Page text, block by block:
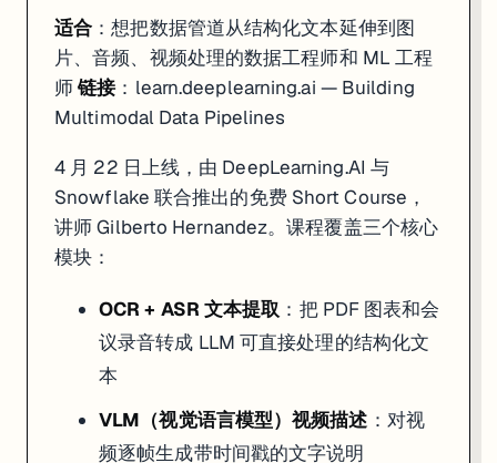
适合 ：想把数据管道从结构化文本延伸到图
片、音频、视频处理的数据工程师和 ML 工程
师链接： learn.deeplearning.ai — Building
Multimodal Data Pipelines
4 月 22 日上线，由 DeepLearning.AI 与
Snowflake 联合推出的免费 Short Course，
讲师 Gilberto Hernandez。课程覆盖三个核心
模块：
OCR + ASR 文本提取 ：把 PDF 图表和会
议录音转成 LLM 可直接处理的结构化文
本
VLM（视觉语言模型）视频描述 ：对视
频逐帧生成带时间戳的文字说明